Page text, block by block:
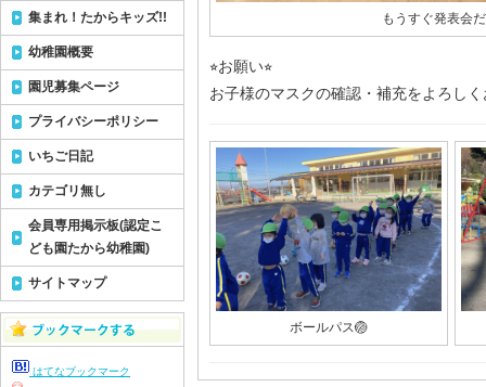
もうすぐ発表会
⭐︎お願い⭐︎
お子様のマスクの確認・補充をよろし
ボールパス🏐
集まれ！たからキッズ!!
幼稚園概要
園児募集ページ
プライバシーポリシー
いちご日記
カテゴリ無し
会員専用掲示板(認定こ
ども園たから幼稚園)
サイトマップ
はてなブックマーク